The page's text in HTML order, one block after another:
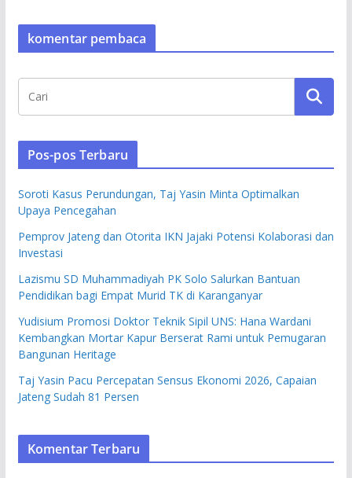
komentar pembaca
Pos-pos Terbaru
Soroti Kasus Perundungan, Taj Yasin Minta Optimalkan
Upaya Pencegahan
Pemprov Jateng dan Otorita IKN Jajaki Potensi Kolaborasi dan
Investasi
Lazismu SD Muhammadiyah PK Solo Salurkan Bantuan
Pendidikan bagi Empat Murid TK di Karanganyar
Yudisium Promosi Doktor Teknik Sipil UNS: Hana Wardani
Kembangkan Mortar Kapur Berserat Rami untuk Pemugaran
Bangunan Heritage
Taj Yasin Pacu Percepatan Sensus Ekonomi 2026, Capaian
Jateng Sudah 81 Persen
Komentar Terbaru